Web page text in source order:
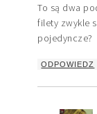
To są dwa
filety zwykle
pojedyncze?
ODPOWIEDZ